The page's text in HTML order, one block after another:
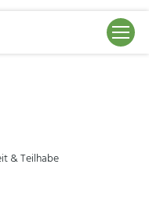
& Teilhabe